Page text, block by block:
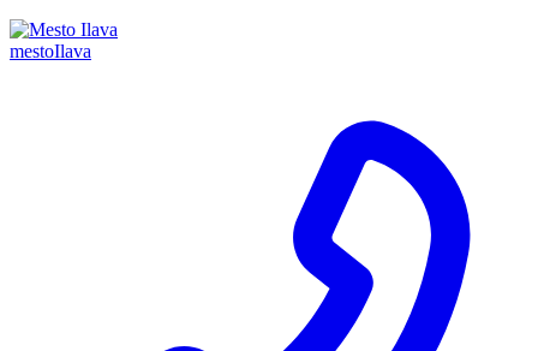
mestoIlava